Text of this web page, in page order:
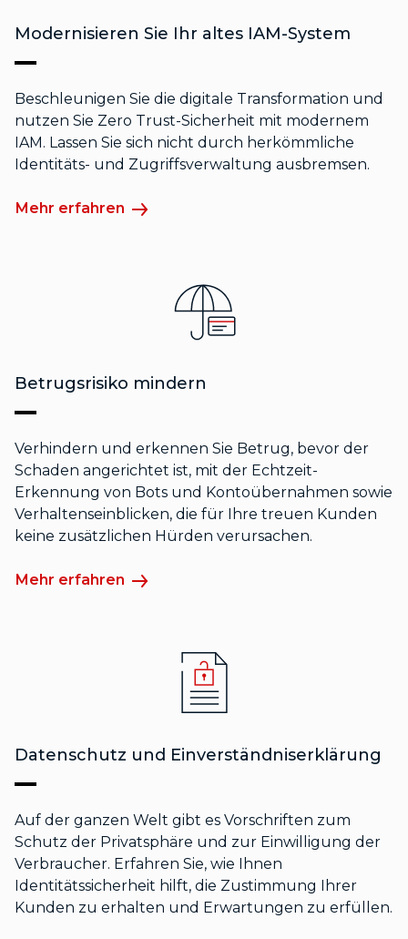
Modernisieren Sie Ihr altes IAM-System
Beschleunigen Sie die digitale Transformation und
nutzen Sie Zero Trust-Sicherheit mit modernem
IAM. Lassen Sie sich nicht durch herkömmliche
Identitäts- und Zugriffsverwaltung ausbremsen.
Mehr erfahren
Betrugsrisiko mindern
Verhindern und erkennen Sie Betrug, bevor der
Schaden angerichtet ist, mit der Echtzeit-
Erkennung von Bots und Kontoübernahmen sowie
Verhaltenseinblicken, die für Ihre treuen Kunden
keine zusätzlichen Hürden verursachen.
Mehr erfahren
Datenschutz und Einverständniserklärung
Auf der ganzen Welt gibt es Vorschriften zum
Schutz der Privatsphäre und zur Einwilligung der
Verbraucher. Erfahren Sie, wie Ihnen
Identitätssicherheit hilft, die Zustimmung Ihrer
Kunden zu erhalten und Erwartungen zu erfüllen.